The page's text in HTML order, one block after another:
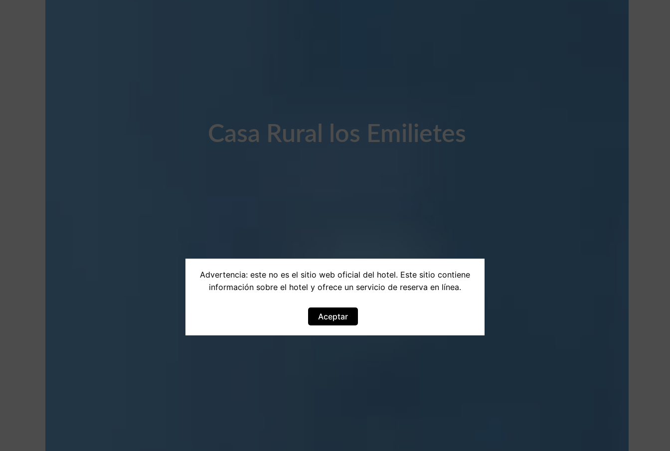
Casa Rural los Emilietes
Advertencia: este no es el sitio web oficial del hotel. Este sitio contiene
información sobre el hotel y ofrece un servicio de reserva en línea.
Aceptar